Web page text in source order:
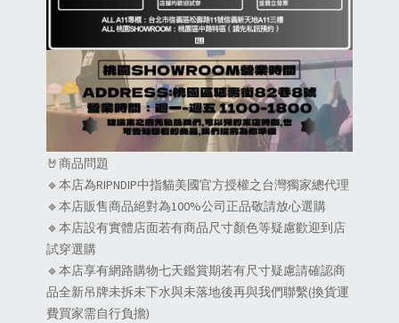
🤘商品問題
🔹本店為RIPNDIP中指貓美國官方授權之台灣獨家總代理
🔹本店販售商品絕對為100%公司正品敬請放心選購
🔹本店設有實體店面若有商品尺寸顏色等疑慮歡迎到店
試穿選購
🔹本店享有網路購物七天鑑賞期若有尺寸疑慮請確認商
品全新吊牌未拆未下水與未落地後再與我們聯繫(換貨運
費買家需自行負擔)